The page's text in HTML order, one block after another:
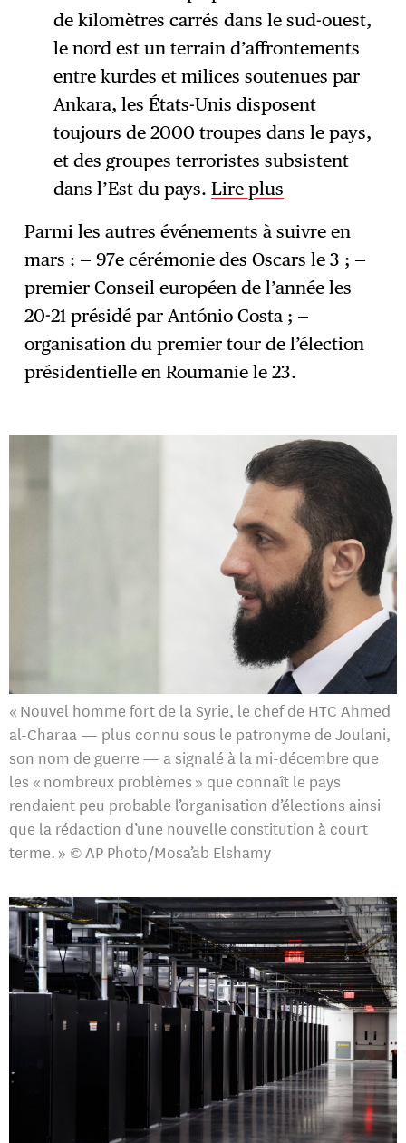
de kilomètres carrés dans le sud-ouest,
le nord est un terrain d’affrontements
entre kurdes et milices soutenues par
Ankara, les États-Unis disposent
toujours de 2000 troupes dans le pays,
et des groupes terroristes subsistent
dans l’Est du pays. Lire plus
Parmi les autres événements à suivre en
mars : — 97e cérémonie des Oscars le 3 ; —
premier Conseil européen de l’année les
20-21 présidé par António Costa ; —
organisation du premier tour de l’élection
présidentielle en Roumanie le 23.
« Nouvel homme fort de la Syrie, le chef de HTC Ahmed
al-Charaa — plus connu sous le patronyme de Joulani,
son nom de guerre — a signalé à la mi-décembre que
les « nombreux problèmes » que connaît le pays
rendaient peu probable l’organisation d’élections ainsi
que la rédaction d’une nouvelle constitution à court
terme. » © AP Photo/Mosa’ab Elshamy